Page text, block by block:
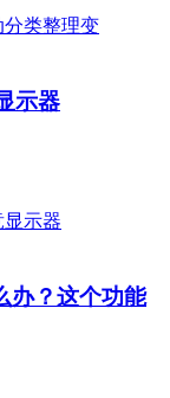
示器
办？这个功能